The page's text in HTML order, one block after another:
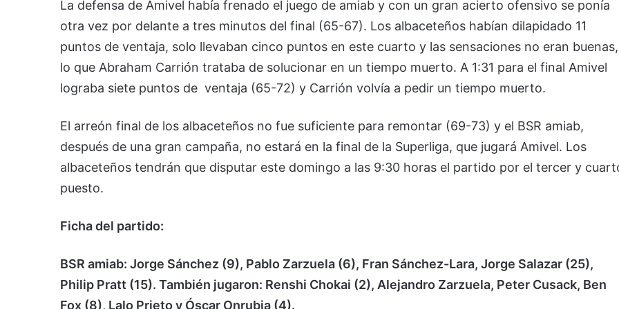
La defensa de Amivel había frenado el juego de amiab y con un gran acierto ofensivo se ponía
otra vez por delante a tres minutos del final (65-67). Los albaceteños habían dilapidado 11
puntos de ventaja, solo llevaban cinco puntos en este cuarto y las sensaciones no eran buenas,
lo que Abraham Carrión trataba de solucionar en un tiempo muerto. A 1:31 para el final Amivel
lograba siete puntos de ventaja (65-72) y Carrión volvía a pedir un tiempo muerto.
El arreón final de los albaceteños no fue suficiente para remontar (69-73) y el BSR amiab,
después de una gran campaña, no estará en la final de la Superliga, que jugará Amivel. Los
albaceteños tendrán que disputar este domingo a las 9:30 horas el partido por el tercer y
puesto.
Ficha del partido:
BSR amiab: Jorge Sánchez (9), Pablo Zarzuela (6), Fran Sánchez-Lara, Jorge Salazar (25),
Philip Pratt (15). También jugaron: Renshi Chokai (2), Alejandro Zarzuela, Peter Cusack, Ben
Fox (8), Lalo Prieto y Óscar Onrubia (4).